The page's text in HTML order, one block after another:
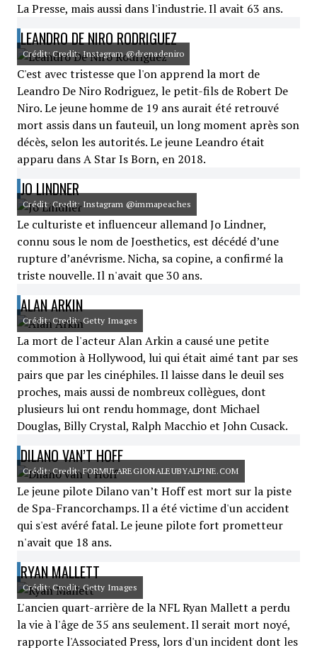
La Presse, mais aussi dans l'industrie. Il avait 63 ans.
LEANDRO DE NIRO RODRIGUEZ
Crédit: Credit: Instagram @drenadeniro
C'est avec tristesse que l'on apprend la mort de
Leandro De Niro Rodriguez, le petit-fils de Robert De
Niro. Le jeune homme de 19 ans aurait été retrouvé
mort assis dans un fauteuil, un long moment après son
décès, selon les autorités. Le jeune Leandro était
apparu dans A Star Is Born, en 2018.
JO LINDNER
Crédit: Credit: Instagram @immapeaches
Le culturiste et influenceur allemand Jo Lindner,
connu sous le nom de Joesthetics, est décédé d’une
rupture d’anévrisme. Nicha, sa copine, a confirmé la
triste nouvelle. Il n'avait que 30 ans.
ALAN ARKIN
Crédit: Credit: Getty Images
La mort de l'acteur Alan Arkin a causé une petite
commotion à Hollywood, lui qui était aimé tant par ses
pairs que par les cinéphiles. Il laisse dans le deuil ses
proches, mais aussi de nombreux collègues, dont
plusieurs lui ont rendu hommage, dont Michael
Douglas, Billy Crystal, Ralph Macchio et John Cusack.
DILANO VAN’T HOFF
Crédit: Credit: FORMULAREGIONALEUBYALPINE.COM
Le jeune pilote Dilano van’t Hoff est mort sur la piste
de Spa-Francorchamps. Il a été victime d'un accident
qui s'est avéré fatal. Le jeune pilote fort prometteur
n'avait que 18 ans.
RYAN MALLETT
Crédit: Credit: Getty Images
L'ancien quart-arrière de la NFL Ryan Mallett a perdu
la vie à l'âge de 35 ans seulement. Il serait mort noyé,
rapporte l'Associated Press, lors d'un incident dont les